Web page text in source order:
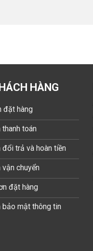
HÀNG
đặt hàng
thanh toán
đổi trả và hoàn tiền
vận chuyển
đặt hàng
bảo mật thông tin